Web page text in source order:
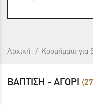
Αρχική / Κοσμήματα για
ΒΆΠΤΙΣΗ - ΑΓΌΡΙ